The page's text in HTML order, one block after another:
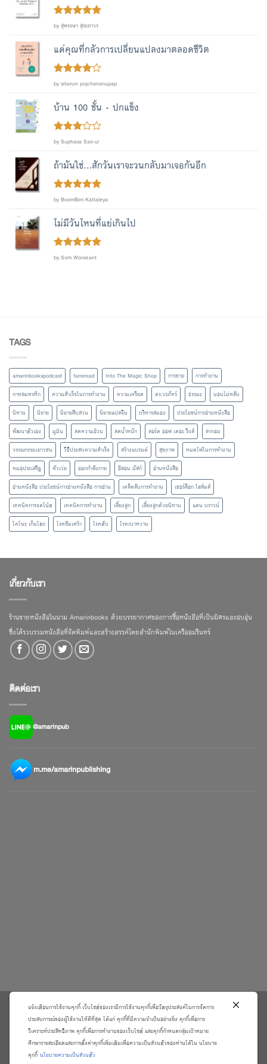
Rated 5out
by สุพรรษา สุระถาวร
แด่คุณที่กลัวการเปลี่ยนแปลงมาตลอดชีวิต
Rated4
by sitanun pojchananupap
บ้าน 100 ชั้น - ปกแข็ง
Rated
of 5
by Suphasa Sae-ui
ถ้ามันใช่...สักวันเราจะวนกลับมาเจอกันอีก
Rated5out
by BoomBim Kattaleya
ไม่มีวันไหนที่แย่เกินไป
Rated5out
by Som Worakant
TAGS
amarinbookspodcast famiread Into The Magic Shop การขาย
การทำงาน
กาหลมหรทึก
ความสำเร็จในการทำงาน ความเครียด ดร.วรภัทร์ ธรรมะ
นอนไม่หลับ
นิทาน
นิยาย นิยายสืบสวน นิยายแปลจีน บริหารสมอง
ประโยชน์การอ่านหนังสือ
พัฒนาตัวเอง
มูมิน ลดความอ้วน ลดน้ำหนัก ลอร์ด ออฟ เดอะ ริงส์
ลากอม
วรรณกรรมเยาวชน
วิธีประสบความสำเร็จ สร้างแบรนด์ สุขภาพ
หมดไฟในการทำงาน
หมอประเสริฐ
หัวเว่ย ออกกำลังกาย อีลอน มัสก์
อ่านหนังสือ
อ่านหนังสือ ประโยชน์การอ่านหนังสือ การอ่าน
เคล็ดลับการทำงาน
เชอร์ล็อก โฮล์มส์
เทคนิคการจดโน้ต
เทคนิคการทำงาน เลี้ยงลูก เลี้ยงลูกด้วยนิทาน
แดน บราวน์
โคโนะ เก็นโตะ
โรคซึมเศร้า โรคตับ โรคเบาหวาน
เกี่ยวกับเรา
ร้านขายหนังสือในนาม Amarinbooks ด้วยบรรยากาศของการซื้อหนังสือที่เป็นมิตรและอบอุ่น
ซึ่งได้รวบรวมหนังสือที่จัดพิมพ์และสร้างสรรค์โดยสำนักพิมพ์ในเครืออมรินทร์
ติดต่อเรา
@amarinpub
m.me/amarinpublishing
\
เกี่ยวกับเรา
วิธีการสั่งซื้อสินค้าและการรับประกันสินค้า
แจ้งชำระเงิน
แจ้งเตือนการใช้งานคุกกี้ เว็บไซต์ของเรามีการใช้งานคุกกี้เพื่อวัตถุประสงค์ในการจัดการ
ประสบการณ์ของผู้ใช้งานให้ดีที่สุด ได้แก่ คุกกี้ที่มีความจำเป็นอย่างยิ่ง คุกกี้เพื่อการ
วิเคราะห์ประสิทธิภาพ คุกกี้เพื่อการทำงานของเว็บไซต์ และคุกกี้กำหนดกลุ่มเป้าหมาย
ศึกษารายละเอียดและการตั้งค่าคุกกี้เพิ่มเติมเพื่อความเป็นส่วนตัวของท่านได้ใน นโยบาย
คุกกี้ นโยบายความเป็นส่วนตัว